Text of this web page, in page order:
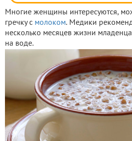
Многие женщины интересуются,
гречку с молоком. Медики
несколько месяцев жизни младенца
на воде.